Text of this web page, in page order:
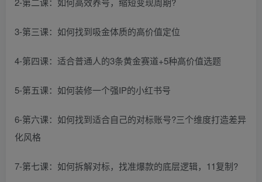
3-第三课：如何找到吸金体质的高价值定位
4-第四课：适合普通人的3条黄金赛道+5种高价值选题
5-第五课：如何装修一个强IP的小红书号
6-第六课：如何找到适合自己的对标账号?三个维度打造差异
化风格
7-第七课：如何拆解对标，找准爆款的底层逻辑，11复制?